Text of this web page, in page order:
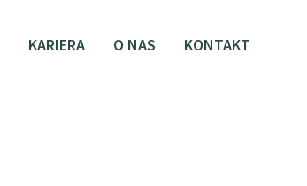
KARIERA O NAS KONTAKT